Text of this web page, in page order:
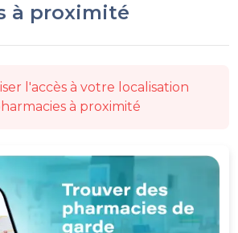
à proximité
l'accès à votre localisation
à proximité